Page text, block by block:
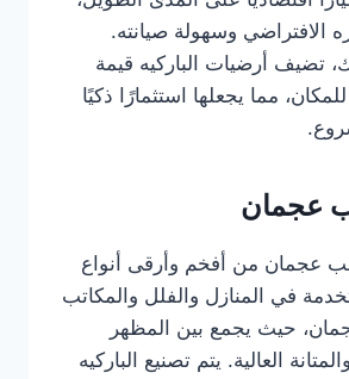
الافتراضي وسهولة صيانته.
تضيف أرضيات الباركيه قيمة
مما يجعلها استثمارًا ذكيًا
عجمان
عجمان من أفخم وأرقى أنواع
في المنازل والفلل والمكاتب
حيث يجمع بين المظهر
العالية. يتم تصنيع الباركيه